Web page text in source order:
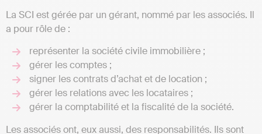
La SCI est gérée par un gérant, nommé par les associés. Il
a pour rôle de :
représenter la société civile immobilière ;
gérer les comptes ;
signer les contrats d’achat et de location ;
gérer les relations avec les locataires ;
gérer la comptabilité et la fiscalité de la société.
Les associés ont, eux aussi, des responsabilités. Ils sont